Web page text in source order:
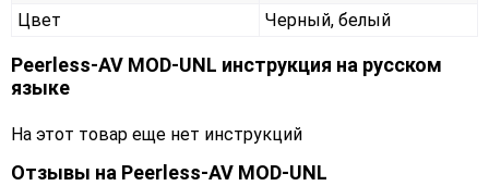
Цвет
Черный, белый
Peerless-AV MOD-UNL инструкция на русском
языке
На этот товар еще нет инструкций
Отзывы на Peerless-AV MOD-UNL